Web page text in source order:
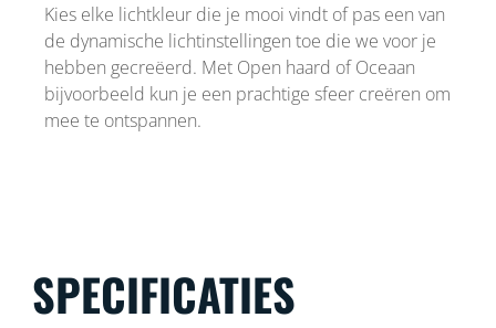
Kies elke lichtkleur die je mooi vindt of pas een van
de dynamische lichtinstellingen toe die we voor je
hebben gecreëerd. Met Open haard of Oceaan
bijvoorbeeld kun je een prachtige sfeer creëren om
mee te ontspannen.
SPECIFICATIES